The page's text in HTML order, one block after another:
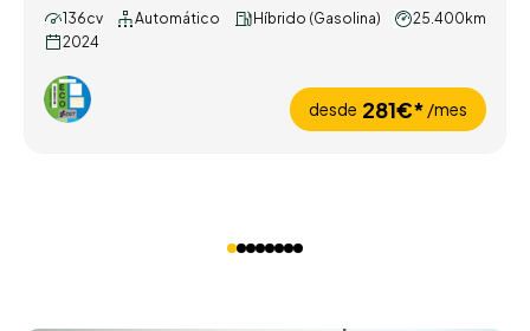
136cv Automático Híbrido (Gasolina)
25.400km
2024
desde 281€* /mes